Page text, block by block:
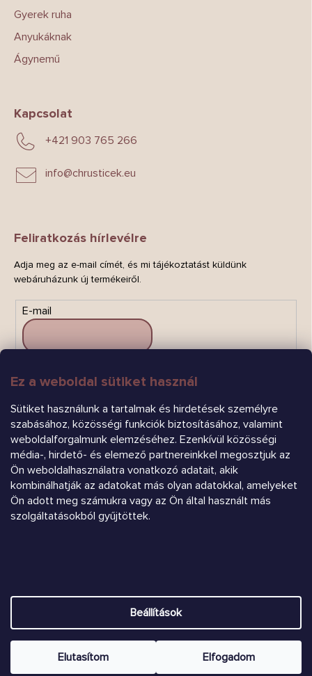
Ez a weboldal sütiket használ
Sütiket használunk a tartalmak és hirdetések személyre
szabásához, közösségi funkciók biztosításához, valamint
weboldalforgalmunk elemzéséhez. Ezenkívül közösségi
média-, hirdető- és elemező partnereinkkel megosztjuk az
Ön weboldalhasználatra vonatkozó adatait, akik
kombinálhatják az adatokat más olyan adatokkal, amelyeket
Ön adott meg számukra vagy az Ön által használt más
szolgáltatásokból gyűjtöttek.
Beállítások
Elutasítom Elfogadom
Gyerek ruha
Anyukáknak
Ágynemű
Kapcsolat
info@chrusticek.eu
+421 903 765 266
Feliratkozás hírlevélre
Adja meg az e-mail címét, és mi tájékoztatást küldünk
webáruházunk új termékeiről.
E-mail
FELIRATKOZÁS
Árukereső.hu
Shoptet készítette
Copyright 2026Chrústiček.eu. Minden jog fenntartva.Süti
beállítások szerkesztése